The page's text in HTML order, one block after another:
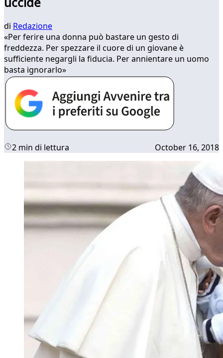
di Redazione
«Per ferire una donna può bastare un gesto di
freddezza. Per spezzare il cuore di un giovane è
sufficiente negargli la fiducia. Per annientare un uomo
basta ignorarlo»
2 min di lettura October 16, 2018